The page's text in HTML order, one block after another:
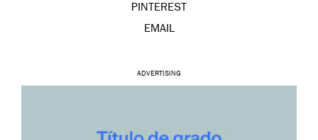
PINTEREST
EMAIL
ADVERTISING